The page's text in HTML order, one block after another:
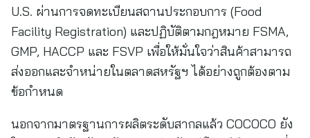
U.S. ผ่านการจดทะเบียนสถานประกอบการ (Food
Facility Registration) และปฏิบัติตามกฎหมาย FSMA,
GMP, HACCP และ FSVP เพื่อให้มั่นใจว่าสินค้าสามารถ
ส่งออกและจำหน่ายในตลาดสหรัฐฯ ได้อย่างถูกต้องตาม
ข้อกำหนด
นอกจากมาตรฐานการผลิตระดับสากลแล้ว COCOCO ยัง